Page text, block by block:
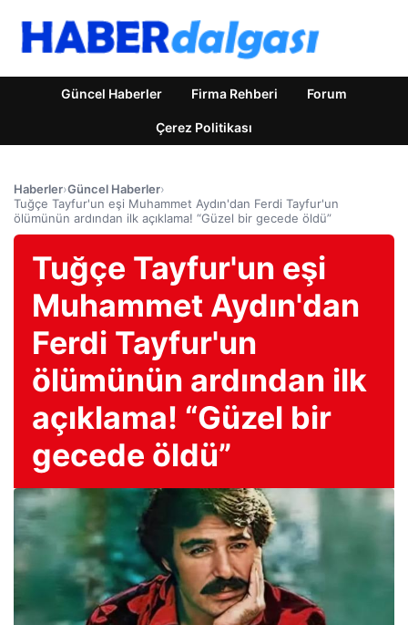
Güncel Haberler Firma Rehberi Forum
Çerez Politikası
Haberler›Güncel Haberler›
Tuğçe Tayfur'un eşi Muhammet Aydın'dan Ferdi Tayfur'un
ölümünün ardından ilk açıklama! “Güzel bir gecede öldü”
Tuğçe Tayfur'un eşi
Muhammet Aydın'dan
Ferdi Tayfur'un
ölümünün ardından ilk
açıklama! “Güzel bir
gecede öldü”